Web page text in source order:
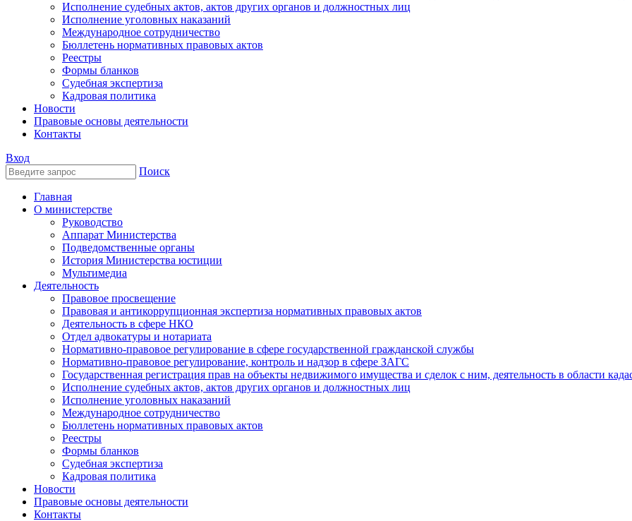
Исполнение судебных актов, актов других органов и должностных лиц
Исполнение уголовных наказаний
Международное сотрудничество
Бюллетень нормативных правовых актов
Реестры
Формы бланков
Судебная экспертиза
Кадровая политика
Новости
Правовые основы деятельности
Контакты
Вход
Поиск
Главная
О министерстве
Руководство
Аппарат Министерства
Подведомственные органы
История Министерства юстиции
Мультимедиа
Деятельность
Правовое просвещение
Правовая и антикоррупционная экспертиза нормативных правовых актов
Деятельность в сфере НКО
Отдел адвокатуры и нотариата
Нормативно-правовое регулирование в сфере государственной гражданской службы
Нормативно-правовое регулирование, контроль и надзор в сфере ЗАГС
Государственная регистрация прав на объекты недвижимого имущества и сделок с ним, деятельность в области
Исполнение судебных актов, актов других органов и должностных лиц
Исполнение уголовных наказаний
Международное сотрудничество
Бюллетень нормативных правовых актов
Реестры
Формы бланков
Судебная экспертиза
Кадровая политика
Новости
Правовые основы деятельности
Контакты